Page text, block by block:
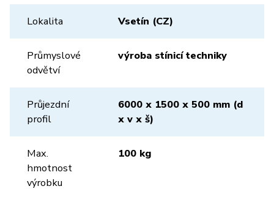
Lokalita Vsetín (CZ)
Průmyslové
odvětví
výroba stínicí techniky
Průjezdní
profil
6000 x 1500 x 500 mm (d
x v x š)
Max.
hmotnost
výrobku
100 kg